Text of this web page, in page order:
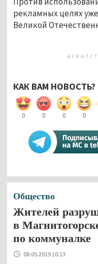
рекламных целях
Великой
КАК ВАМ НОВОСТЬ?
0 0 0 0
Общество
Жителей
в
по коммуналке
08.05.2019 10:13